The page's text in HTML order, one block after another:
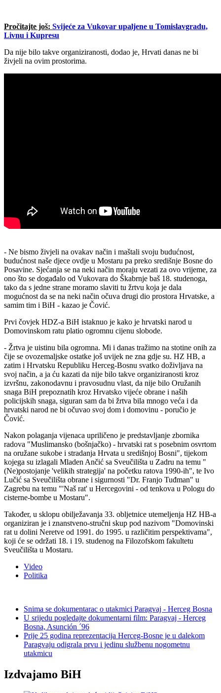
Pročitajte još: Svijeće za Vukovar upaljene u Tomislavgradu,
Livnu i Kupresu
Da nije bilo takve organiziranosti, dodao je, Hrvati danas ne bi
živjeli na ovim prostorima.
- Ne bismo živjeli na ovakav način i maštali svoju budućnost,
budućnost naše djece ovdje u Mostaru pa preko središnje Bosne do
Posavine. Sjećanja se na neki način moraju vezati za ovo vrijeme, za
ono što se događalo od Vukovara do Škabrnje baš 18. studenoga,
tako da s jedne strane moramo slaviti tu žrtvu koja je dala
mogućnost da se na neki način očuva drugi dio prostora Hrvatske, a
samim tim i BiH - kazao je Čović.
Prvi čovjek HDZ-a BiH istaknuo je kako je hrvatski narod u
Domovinskom ratu platio ogromnu cijenu slobode.
- Žrtva je uistinu bila ogromna. Mi i danas tražimo na stotine onih za
čije se ovozemaljske ostatke još uvijek ne zna gdje su. HZ HB, a
zatim i Hrvatsku Republiku Herceg-Bosnu svatko doživljava na
svoj način, a ja ću kazati da nije bilo takve organiziranosti kroz
izvršnu, zakonodavnu i pravosudnu vlast, da nije bilo Oružanih
snaga BiH prepoznatih kroz Hrvatsko vijeće obrane i naših
policijskih snaga, siguran sam da bi žrtva bila mnogo veća i da
hrvatski narod ne bi očuvao svoj dom i domovinu - poručio je
Čović.
Nakon polaganja vijenaca upriličeno je predstavljanje zbornika
radova "Muslimansko (bošnjačko) - hrvatski rat s posebnim osvrtom
na oružane sukobe i stradanja Hrvata u središnjoj Bosni", tijekom
kojega su izlagali Mladen Ančić sa Sveučilišta u Zadru na temu "
(Ne)postojanje 'velikih strategija' na početku ratova 1990-ih", te Ivo
Lučić sa Sveučilišta obrane i sigurnosti "Dr. Franjo Tuđman" u
Zagrebu na temu "'Naš rat' u Hercegovini - od tenkova u Pologu do
cisterne-bombe u Mostaru".
Također, u sklopu obilježavanja 33. obljetnice utemeljenja HZ HB-a
organiziran je i znanstveno-stručni skup pod nazivom "Domovinski
rat u dolini Neretve od 1991. do 1995. u različitim perspektivama",
koji će se održati 18. i 19. studenog na Filozofskom fakultetu
Sveučilišta u Mostaru.
Video
Politika
Snima se dokumentarac o utakmici Paragvaj - Herceg Bosna
U srijedu pogledajte dokumentarni film: Paragvaj - Herceg
Bosna, Asunción ´96
Prije 25 godina reprezentacija Herceg-Bosne je u dalekom
Paragvaju odigrala prvu i jedinu službenu nogometnu
utakmicu
Izdvajamo BiH